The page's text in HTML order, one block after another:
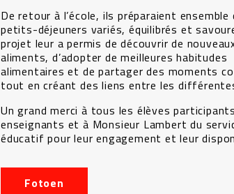
De retour à l’école, ils préparaient ensemble
petits-déjeuners variés, équilibrés et
projet leur a permis de découvrir de
aliments, d’adopter de meilleures habitudes
alimentaires et de partager des moments
tout en créant des liens entre les
Un grand merci à tous les élèves
enseignants et à Monsieur Lambert du
éducatif pour leur engagement et leur
Fotoen